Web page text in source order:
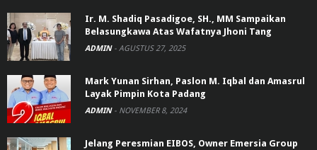
Ir. M. Shadiq Pasadigoe, SH., MM Sampaikan
Belasungkawa Atas Wafatnya Jhoni Tang
ADMIN - AGUSTUS 27, 2025
Mark Yunan Sirhan, Paslon M. Iqbal dan Amasrul
Layak Pimpin Kota Padang
ADMIN - NOVEMBER 8, 2024
Jelang Peresmian EIBOS, Owner Emersia Group